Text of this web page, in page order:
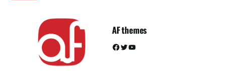
AF themes
Facebook Twitter YouTube